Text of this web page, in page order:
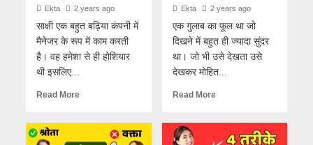
Ekta 2 years ago
साक्षी एक बहुत बढ़िया कंपनी में
मैनेजर के रूप में काम करती
है। वह हमेशा से ही होशियार
थी इसलिए...
Read More
Ekta 2 years ago
एक गुलाब का फूल था जो
दिखने में बहुत ही ज्यादा सुंदर
था। जो भी उसे देखता उसे
देखकर मोहित...
Read More